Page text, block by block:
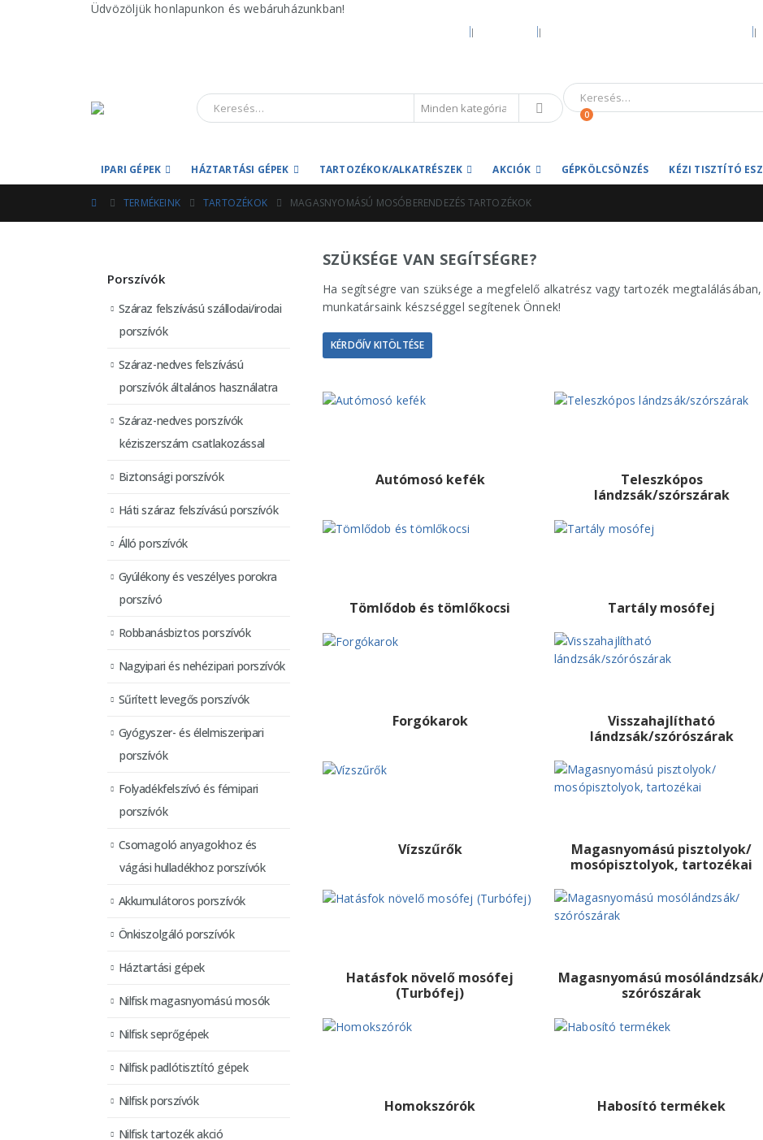
Üdvözöljük honlapunkon és webáruházunkban!
0
IPARI GÉPEK HÁZTARTÁSI GÉPEK TARTOZÉKOK/ALKATRÉSZEK AKCIÓK GÉPKÖLCSÖNZÉS KÉZI TISZTÍTÓ
TERMÉKEINK TARTOZÉKOK MAGASNYOMÁSÚ MOSÓBERENDEZÉS TARTOZÉKOK
SZÜKSÉGE VAN SEGÍTSÉGRE?
Ha segítségre van szüksége a megfelelő alkatrész vagy tartozék
munkatársaink készséggel segítenek Önnek!
KÉRDŐÍV KITÖLTÉSE
Autómosó kefék
Teleszkópos
lándzsák/szórszárak
Tömlődob és tömlőkocsi Tartály mosófej
Forgókarok
Visszahajlítható
lándzsák/szórószárak
Vízszűrők
Magasnyomású pisztolyok/
mosópisztolyok, tartozékai
Hatásfok növelő mosófej
(Turbófej)
Magasnyomású
szórószárak
Homokszórók Habosító termékek
Porszívók
Száraz felszívású szállodai/irodai
porszívók
Száraz-nedves felszívású
porszívók általános használatra
Száraz-nedves porszívók
kéziszerszám csatlakozással
Biztonsági porszívók
Háti száraz felszívású porszívók
Álló porszívók
Gyúlékony és veszélyes porokra
porszívó
Robbanásbiztos porszívók
Nagyipari és nehézipari porszívók
Sűrített levegős porszívók
Gyógyszer- és élelmiszeripari
porszívók
Folyadékfelszívó és fémipari
porszívók
Csomagoló anyagokhoz és
vágási hulladékhoz porszívók
Akkumulátoros porszívók
Önkiszolgáló porszívók
Háztartási gépek
Nilfisk magasnyomású mosók
Nilfisk seprőgépek
Nilfisk padlótisztító gépek
Nilfisk porszívók
Nilfisk tartozék akció